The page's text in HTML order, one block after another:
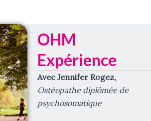
OHM
Expérience
Avec Jennifer Rogez,
Ostéopathe diplômée de
psychosomatique